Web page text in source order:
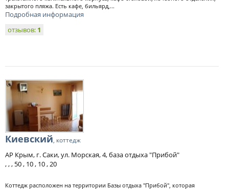
закрытого пляжа. Есть кафе, бильярд,...
Подробная информация
отзывов: 1
Киевский, коттедж
АР Крым, г. Саки, ул. Морская, 4, база отдыха "Прибой"
, , , 50 , 10 , 10 , 20
Коттедж расположен на территории Базы отдыха "Прибой", которая